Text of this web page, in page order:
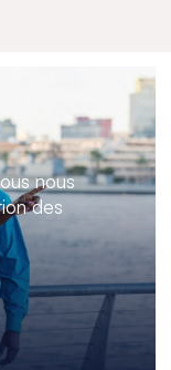
nous
des